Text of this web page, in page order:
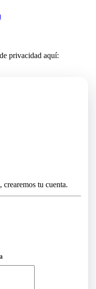
privacidad aquí:
crearemos tu cuenta.